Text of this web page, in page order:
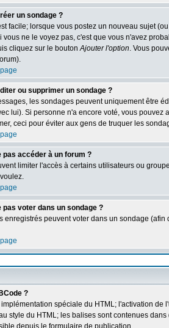
un sondage ?
facile; lorsque vous postez un nouveau sujet
vous ne le voyez pas, c'est que vous n'avez
cliquez sur le boutonAjouter l'option. Vous
ou supprimer un sondage ?
les sondages peuvent uniquement être
lui). Si personne n'a encore voté, vous
ceci pour éviter aux gens de truquer les
pas accéder à un forum ?
limiter l'accès à certains utilisateurs ou
pas voter dans un sondage ?
enregistrés peuvent voter dans un sondage
?
spéciale du HTML; l'activation
style du HTML; les balises sont contenues
depuis le formulaire de publication.